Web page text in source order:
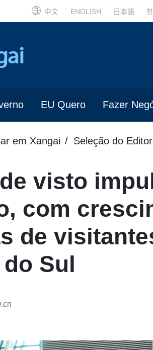
中文 ENGLISH 日本語
EU Quero Fazer
em Xangai Seleção do Editor
visto
com
de
Sul